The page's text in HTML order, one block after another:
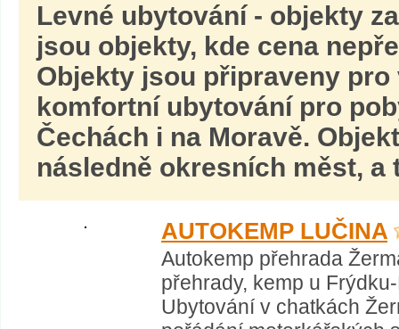
Levné ubytování- objekty
jsou objekty, kde cena
Objekty jsou připraveny
komfortní ubytování pro
Čechách i na Moravě.
následně okresních měst,
AUTOKEMP LUČINA
Autokemp přehrada
přehrady, kemp u
Ubytování v chatkách